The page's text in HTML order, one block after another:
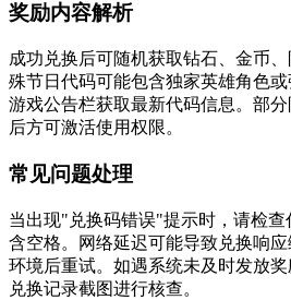
奖励内容解析
成功兑换后可随机获取钻石、金币
殊节日代码可能包含独家英雄角色
游戏公告栏获取最新代码信息。部
后方可激活使用权限。
常见问题处理
当出现"兑换码错误"提示时，请检
含空格。网络延迟可能导致兑换响
环境后重试。如遇系统未及时发放
兑换记录截图进行核查。